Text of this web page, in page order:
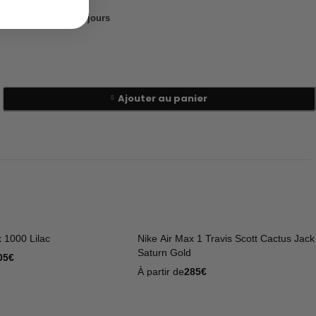
Livraison 5 à 12 jours
Ajouter au panier
1000 Lilac
€
Nike Air Max 1 Travis Scott Cactus Jack
Saturn Gold
À partir de285€